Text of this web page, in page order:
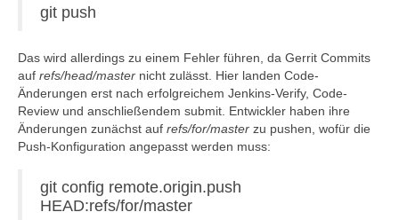
git push
Das wird allerdings zu einem Fehler führen, da Gerrit Commits
auf refs/head/master nicht zulässt. Hier landen Code-
Änderungen erst nach erfolgreichem Jenkins-Verify, Code-
Review und anschließendem submit. Entwickler haben ihre
Änderungen zunächst auf refs/for/master zu pushen, wofür die
Push-Konfiguration angepasst werden muss:
git config remote.origin.push
HEAD:refs/for/master